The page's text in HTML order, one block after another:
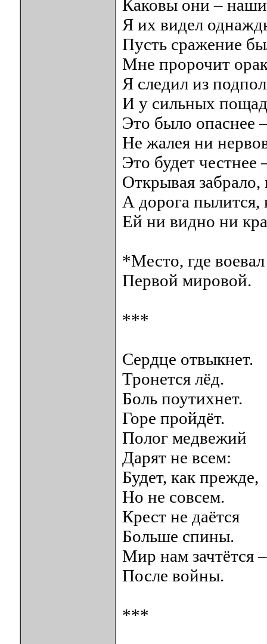
Каковы они –
Я их видел
Пусть сражение
Мне пророчит
Я следил из
И у сильных
Это было опаснее
Не жалея ни
Это будет честнее
Открывая забрало,
А дорога
Ей ни видно ни
*Место, где
Первой мировой.
***
Сердце отвыкнет.
Тронется лёд.
Боль поутихнет.
Горе пройдёт.
Полог медвежий
Дарят не всем:
Будет, как прежде,
Но не совсем.
Крест не даётся
Больше спины.
Мир нам зачтëтся –
После войны.
***